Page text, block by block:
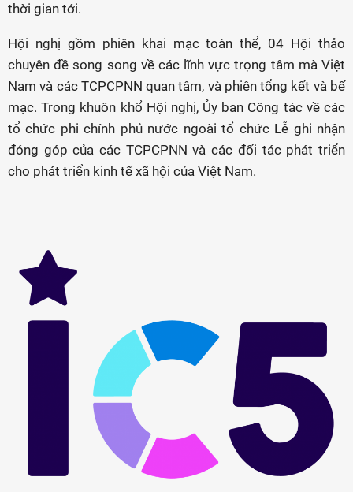
thời gian tới.
Hội nghị gồm phiên khai mạc toàn thể, 04 Hội thảo
chuyên đề song song về các lĩnh vực trọng tâm mà Việt
Nam và các TCPCPNN quan tâm, và phiên tổng kết và bế
mạc. Trong khuôn khổ Hội nghị, Ủy ban Công tác về các
tổ chức phi chính phủ nước ngoài tổ chức Lễ ghi nhận
đóng góp của các TCPCPNN và các đối tác phát triển
cho phát triển kinh tế xã hội của Việt Nam.